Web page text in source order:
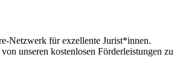
Netzwerk für exzellente Jurist*innen.
unseren kostenlosen Förderleistungen zu